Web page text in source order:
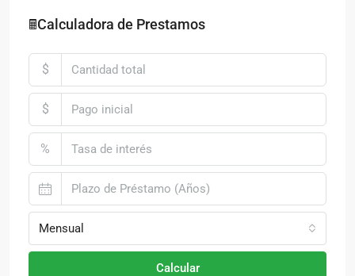
🖩Calculadora de Prestamos
$
$
%
Mensual
Calcular